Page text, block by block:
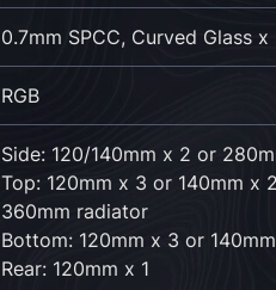
0.7mm SPCC, Curved Glass x
RGB
Side: 120/140mm x 2 or
Top: 120mm x 3 or 140mm x
360mm radiator
Bottom: 120mm x 3 or
Rear: 120mm x 1